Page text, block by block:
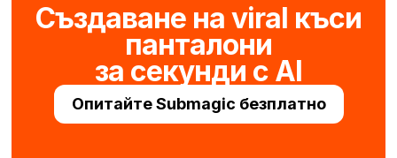
Създаване на viral къси
панталони
за секунди с AI
Опитайте Submagic безплатно